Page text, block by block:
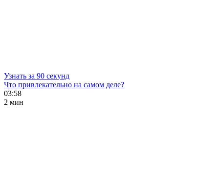
Узнать за 90 секунд
Что привлекательно на самом деле?
03:58
2 мин